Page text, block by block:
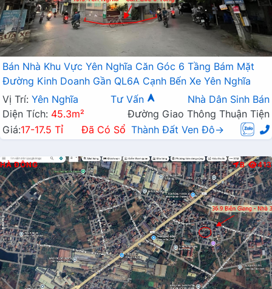
Bán Nhà Khu Vực Yên Nghĩa Căn Góc 6 Tầng Bám Mặt
Đường Kinh Doanh Gần QL6A Cạnh Bến Xe Yên Nghĩa
Vị Trí: Yên Nghĩa Tư Vấn
Nhà Dân Sinh Bán
Diện Tích: 45.3m²
Đường Giao Thông Thuận Tiện
Giá:17-17.5 Tỉ Đã Có Sổ Thành Đất Ven Đô→
HÀ ĐÔNG B 413